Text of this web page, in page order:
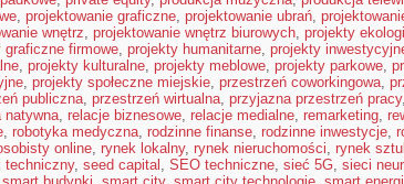
, projektowanie graficzne, projektowanie ubrań,
wnętrz, projektowanie wnętrz biurowych, projekty
graficzne firmowe, projekty humanitarne, projekty
, projekty kulturalne, projekty meblowe, projekty parkowe,
, projekty społeczne miejskie, przestrzeń coworkingowa,
publiczna, przestrzeń wirtualna, przyjazna przestrzeń pracy,
natywna, relacje biznesowe, relacje medialne, remarketing,
, robotyka medyczna, rodzinne finanse, rodzinne inwestycje,
online, rynek lokalny, rynek nieruchomości, rynek
techniczny, seed capital , SEO techniczne, sieć 5G, sieci